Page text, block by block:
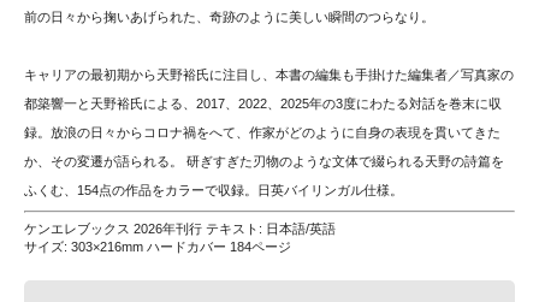
前の日々から掬いあげられた、奇跡のように美しい瞬間のつらなり。
キャリアの最初期から天野裕氏に注目し、本書の編集も手掛けた編集者／写真家の
都築響一と天野裕氏による、2017、2022、2025年の3度にわたる対話を巻末に収
録。放浪の日々からコロナ禍をへて、作家がどのように自身の表現を貫いてきた
か、その変遷が語られる。 研ぎすぎた刃物のような文体で綴られる天野の詩篇を
ふくむ、154点の作品をカラーで収録。日英バイリンガル仕様。
ケンエレブックス 2026年刊行 テキスト: 日本語/英語
サイズ: 303×216mm ハードカバー 184ページ